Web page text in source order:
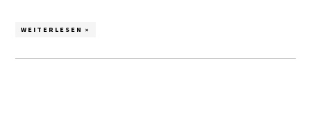
WEITERLESEN »